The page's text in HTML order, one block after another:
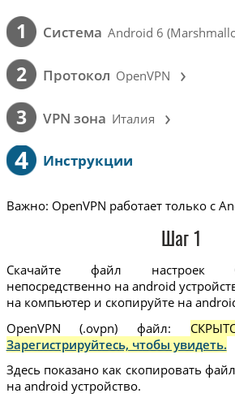
1 Cистема Android 6
2 Протокол OpenVPN ›
3 VPN зона Италия ›
4 Инструкции
Важно: OpenVPN работает только с
Шаг 1
Скачайте файл настроек
непосредственно на android
на компьютер и скопируйте на
OpenVPN (.ovpn) файл:
Зарегистрируйтесь, чтобы увидеть.
Здесь показано как скопировать
на android устройство.